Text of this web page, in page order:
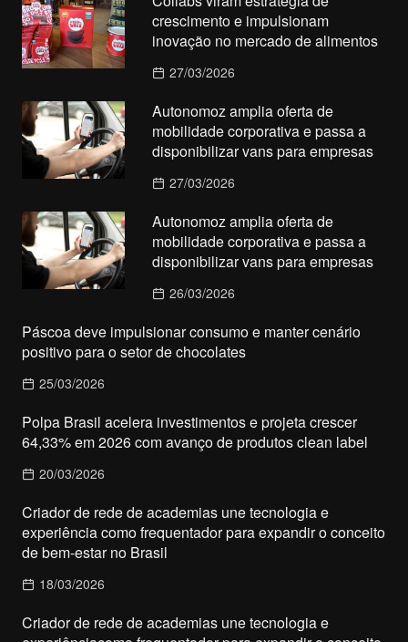
crescimento e impulsionam
inovação no mercado de alimentos
27/03/2026
Autonomoz amplia oferta de
mobilidade corporativa e passa a
disponibilizar vans para empresas
27/03/2026
Autonomoz amplia oferta de
mobilidade corporativa e passa a
disponibilizar vans para empresas
26/03/2026
Páscoa deve impulsionar consumo e manter cenário
positivo para o setor de chocolates
25/03/2026
Polpa Brasil acelera investimentos e projeta crescer
64,33% em 2026 com avanço de produtos clean label
20/03/2026
Criador de rede de academias une tecnologia e
experiência como frequentador para expandir o conceito
de bem-estar no Brasil
18/03/2026
Criador de rede de academias une tecnologia e